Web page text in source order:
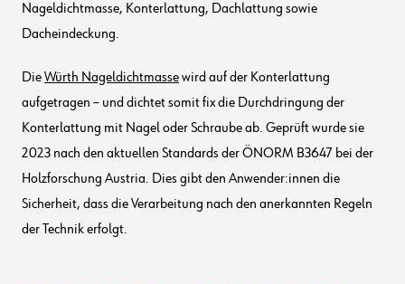
Nageldichtmasse, Konterlattung, Dachlattung sowie
Dacheindeckung.
DieWürth Nageldichtmassewird auf der Konterlattung
aufgetragen – und dichtet somit fix die Durchdringung der
Konterlattung mit Nagel oder Schraube ab. Geprüft wurde sie
2023 nach den aktuellen Standards der ÖNORM B3647 bei der
Holzforschung Austria. Dies gibt den Anwender:innen die
Sicherheit, dass die Verarbeitung nach den anerkannten Regeln
der Technik erfolgt.